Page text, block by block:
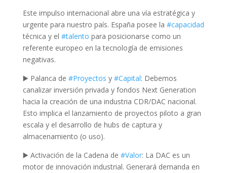
Este impulso internacional abre una vía estratégica y
urgente para nuestro país. España posee la #capacidad
técnica y el #talento para posicionarse como un
referente europeo en la tecnología de emisiones
negativas.
▶️ Palanca de #Proyectos y #Capital: Debemos
canalizar inversión privada y fondos Next Generation
hacia la creación de una industria CDR/DAC nacional.
Esto implica el lanzamiento de proyectos piloto a gran
escala y el desarrollo de hubs de captura y
almacenamiento (o uso).
▶️ Activación de la Cadena de #Valor: La DAC es un
motor de innovación industrial. Generará demanda en